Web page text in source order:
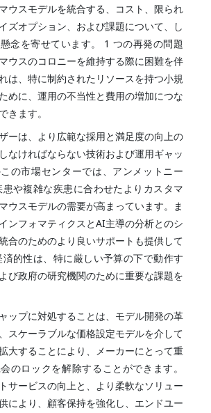
ウスモデルを統合する、コスト、限られ
ズオプション、および課題について、し
念を寄せています。 1 つの再発の問題
ウスのコロニーを維持する際に困難を伴
は、特に制約されたリソースを持つ小規
めに、運用の不当性と費用の増加につな
きます。
ーは、より広範な採用と満足度の向上の
なければならない技術および運用ギャッ
の市場センターでは、アンメットニー
患や複雑な疾患に合わせたよりカスタマ
ウスモデルの需要が高まっています。ま
ンフォマティクスとAI主導の分析とのシ
合のためのより良いサポートも提供して
済的性は、特に厳しい予算の下で動作す
び政府の研究機関のために重要な課題を
ップに対処することは、モデル開発の革
スケーラブルな価格設定モデルを介して
大することにより、メーカーにとって重
のロックを解除することができます。
サービスの向上と、より柔軟なソリュー
により、顧客保持を強化し、エンドユー